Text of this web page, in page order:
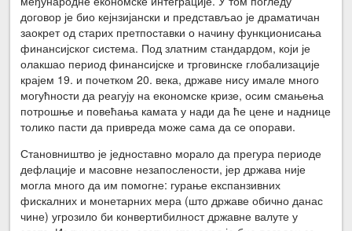
договор је био кејнзијански и представљао је драматичан
заокрет од старих претпоставки о начину функционисања
финансијског система. Под златним стандардом, који је
олакшао период финансијске и трговинске глобализације
крајем 19. и почетком 20. века, државе нису имале много
могућности да реагују на економске кризе, осим смањења
потрошње и повећања камата у нади да ће цене и наднице
толико пасти да привреда може сама да се опорави.
Становништво је једноставно морало да прегура периоде
дефлације и масовне незапослености, јер држава није
могла много да им помогне: гурање експанзивних
фискалних и монетарних мера (што државе обично данас
чине) угрозило би конвертибилност државне валуте у